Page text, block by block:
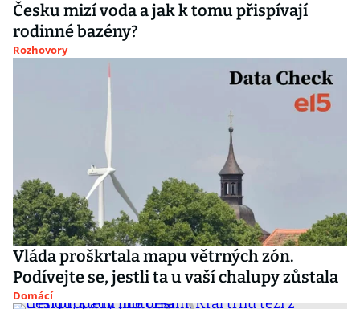
Česku mizí voda a jak k tomu přispívají
rodinné bazény?
Rozhovory
Vláda proškrtala mapu větrných zón.
Podívejte se, jestli ta u vaší chalupy zůstala
Domácí